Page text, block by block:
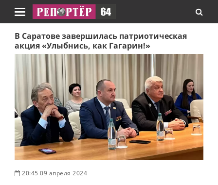
Навигация
В Саратове завершилась патриотическая
акция «Улыбнись, как Гагарин!»
20:45 09 апреля 2024